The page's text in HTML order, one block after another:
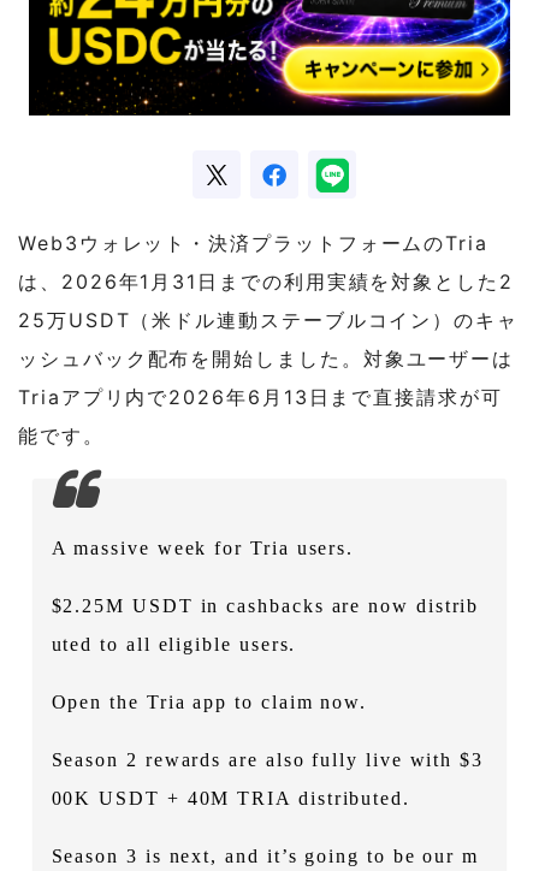
Web3ウォレット・決済プラットフォームのTria
は、2026年1月31日までの利用実績を対象とした2
25万USDT（米ドル連動ステーブルコイン）のキャ
ッシュバック配布を開始しました。対象ユーザーは
Triaアプリ内で2026年6月13日まで直接請求が可
能です。
A massive week for Tria users.
$2.25M USDT in cashbacks are now distrib
uted to all eligible users.
Open the Tria app to claim now.
Season 2 rewards are also fully live with $3
00K USDT + 40M TRIA distributed.
Season 3 is next, and it’s going to be our m